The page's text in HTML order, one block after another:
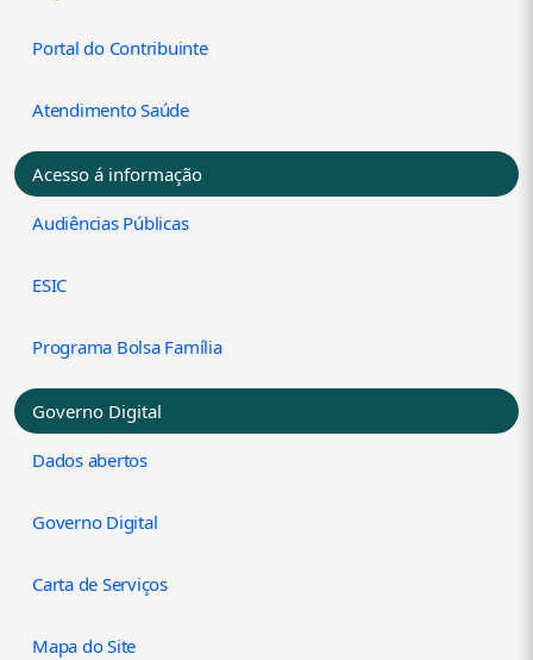
Portal do Contribuinte
Atendimento Saúde
Acesso á informação
Audiências Públicas
ESIC
Programa Bolsa Família
Governo Digital
Dados abertos
Governo Digital
Carta de Serviços
Mapa do Site